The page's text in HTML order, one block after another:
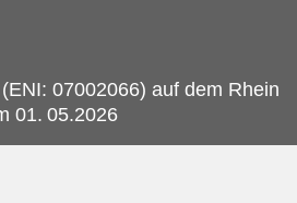
07002066) auf dem Rhein
01. 05.2026